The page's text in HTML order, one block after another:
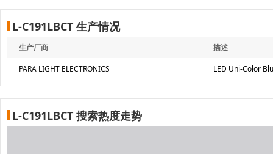
L-C191LBCT 生产情况
生产厂商 描述
PARA LIGHT ELECTRONICS LED Uni-Color
L-C191LBCT 搜索热度走势